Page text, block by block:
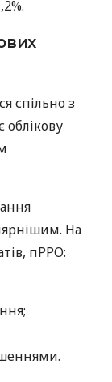
спільно з
облікову
На
пРРО: